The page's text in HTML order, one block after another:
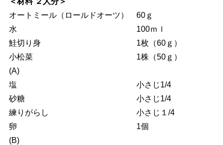
オートミール（ロールドオーツ） 60ｇ
水 100ｍｌ
鮭切り身 1枚（60ｇ）
小松菜 1株（50ｇ）
(A)
塩 小さじ1/4
砂糖 小さじ1/4
練りがらし 小さじ１/4
卵 1個
(B)